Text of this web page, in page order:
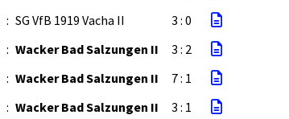
: SG VfB 1919 Vacha II
3 : 0
: Wacker Bad Salzungen II
3 : 2
: Wacker Bad Salzungen II
7 : 1
: Wacker Bad Salzungen II
3 : 1